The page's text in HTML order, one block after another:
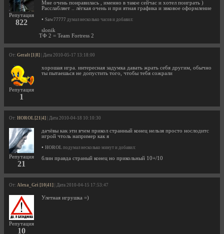
Репутация
822
Мне очень понравилась , именно в такое сейчас и хотел поиграть )
Расслабляет .. лёгкая очень и при ятная графика и звковое оформление
• Saw77777 думал несколько часов и добавил:
slonik
ТФ 2 = Team Fortress 2
От: Geralt [1|8] | Дата 2010-05-17 13:18:00
Репутация
1
хорошая игра. интересная задумка давать жрать себя другим, обычно
ты пытаешься не допустить того, чтобы тебя сожрали
От: HOROL [21|4] | Дата 2010-04-18 10:10:30
Репутация
21
дачёвы как эти вчем прикол странный конец нельзя просто нослодитс
игрой чтоль например как я
• HOROL подумал несколько минут и добавил:
блин правда страный конец но прикольный 10+/10
От: Alexa_Gri [10|41] | Дата 2010-04-15 17:53:47
Репутация
10
Улетная игрушка =)